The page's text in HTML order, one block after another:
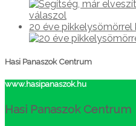
20 éve pikkelysömörrel
Hasi Panaszok Centrum
www.hasipanaszok.hu
Hasi Panaszok Centrum